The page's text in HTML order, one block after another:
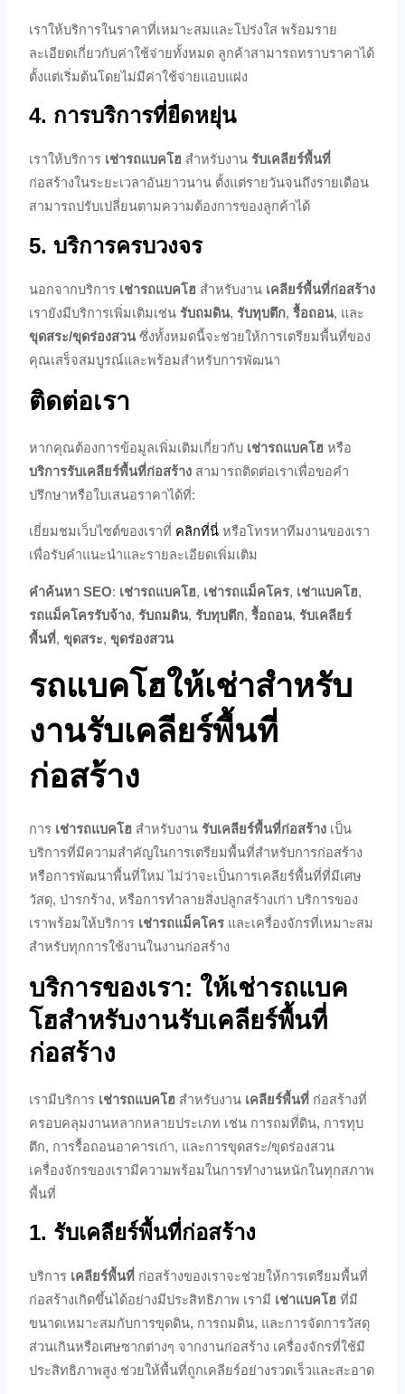
เราให้บริการในราคาที่เหมาะสมและโปร่งใส พร้อมราย
ละเอียดเกี่ยวกับค่าใช้จ่ายทั้งหมด ลูกค้าสามารถทราบราคาได้
ตั้งแต่เริ่มต้นโดยไม่มีค่าใช้จ่ายแอบแฝง
4. การบริการที่ยืดหยุ่น
เราให้บริการ เช่ารถแบคโฮ สำหรับงานรับเคลียร์พื้นที่
ก่อสร้างในระยะเวลาอันยาวนาน ตั้งแต่รายวันจนถึงรายเดือน
สามารถปรับเปลี่ยนตามความต้องการของลูกค้าได้
5. บริการครบวงจร
นอกจากบริการ เช่ารถแบคโฮ สำหรับงาน เคลียร์พื้นที่ก่อสร้าง
เรายังมีบริการเพิ่มเติมเช่นรับถมดิน,รับทุบตึก,รื้อถอน, และ
ขุดสระ/ขุดร่องสวนซึ่งทั้งหมดนี้จะช่วยให้การเตรียมพื้นที่ของ
คุณเสร็จสมบูรณ์และพร้อมสำหรับการพัฒนา
ติดต่อเรา
หากคุณต้องการข้อมูลเพิ่มเติมเกี่ยวกับ เช่ารถแบคโฮ หรือ
บริการรับเคลียร์พื้นที่ก่อสร้าง สามารถติดต่อเราเพื่อขอคำ
ปรึกษาหรือใบเสนอราคาได้ที่:
เยี่ยมชมเว็บไซต์ของเราที่ คลิกที่นี่ หรือโทรหาทีมงานของเรา
เพื่อรับคำแนะนำและรายละเอียดเพิ่มเติม
คำค้นหา SEO: เช่ารถแบคโฮ, เช่ารถแม็คโคร, เช่าแบคโฮ,
รถแม็คโครรับจ้าง,รับถมดิน,รับทุบตึก,รื้อถอน,รับเคลียร์
พื้นที่,ขุดสระ,ขุดร่องสวน
รถแบคโฮให้เช่าสำหรับ
งานรับเคลียร์พื้นที่
ก่อสร้าง
การ เช่ารถแบคโฮ สำหรับงานรับเคลียร์พื้นที่ก่อสร้าง เป็น
บริการที่มีความสำคัญในการเตรียมพื้นที่สำหรับการก่อสร้าง
หรือการพัฒนาพื้นที่ใหม่ ไม่ว่าจะเป็นการเคลียร์พื้นที่ที่มีเศษ
วัสดุ, ป่ารกร้าง, หรือการทำลายสิ่งปลูกสร้างเก่า บริการของ
เราพร้อมให้บริการ เช่ารถแม็คโคร และเครื่องจักรที่เหมาะสม
สำหรับทุกการใช้งานในงานก่อสร้าง
บริการของเรา: ให้เช่ารถแบค
โฮสำหรับงานรับเคลียร์พื้นที่
ก่อสร้าง
เรามีบริการ เช่ารถแบคโฮ สำหรับงาน เคลียร์พื้นที่ ก่อสร้างที่
ครอบคลุมงานหลากหลายประเภท เช่น การถมที่ดิน, การทุบ
ตึก, การรื้อถอนอาคารเก่า, และการขุดสระ/ขุดร่องสวน
เครื่องจักรของเรามีความพร้อมในการทำงานหนักในทุกสภาพ
พื้นที่
1. รับเคลียร์พื้นที่ก่อสร้าง
บริการ เคลียร์พื้นที่ ก่อสร้างของเราจะช่วยให้การเตรียมพื้นที่
ก่อสร้างเกิดขึ้นได้อย่างมีประสิทธิภาพ เรามี เช่าแบคโฮ ที่มี
ขนาดเหมาะสมกับการขุดดิน, การถมดิน, และการจัดการวัสดุ
ส่วนเกินหรือเศษซากต่างๆ จากงานก่อสร้าง เครื่องจักรที่ใช้มี
ประสิทธิภาพสูง ช่วยให้พื้นที่ถูกเคลียร์อย่างรวดเร็วและสะอาด